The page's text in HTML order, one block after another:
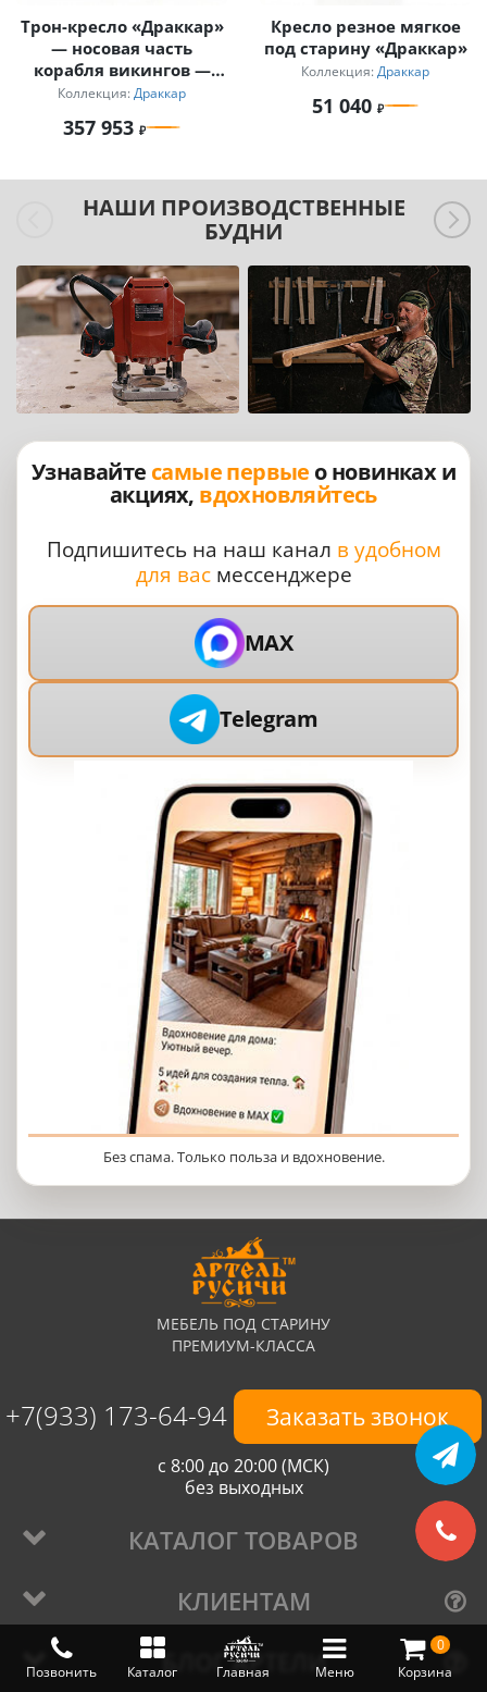
Меню
Позвонить Каталог Главная
0
Корзина
Трон-кресло «Драккар»
— носовая часть
корабля викингов —
голова дракона
Коллекция: Драккар
357 953
Кресло резное мягкое
под старину «Драккар»
Коллекция: Драккар
51 040
НАШИ ПРОИЗВОДСТВЕННЫЕ
БУДНИ
Узнавайте самые первые о новинках и
акциях, вдохновляйтесь
Подпишитесь на наш канал в удобном
для васмессенджере
MAX
Telegram
Без спама. Только польза и вдохновение.
МЕБЕЛЬ ПОД СТАРИНУ
ПРЕМИУМ-КЛАССА
+7(933) 173-64-94 Заказать звонок
с 8:00 до 20:00 (МСК)
без выходных
КАТАЛОГ ТОВАРОВ
КЛИЕНТАМ
БЛОГ АРТЕЛИ